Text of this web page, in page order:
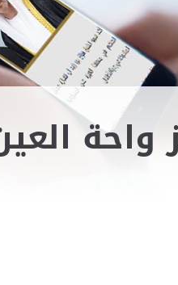
واحة